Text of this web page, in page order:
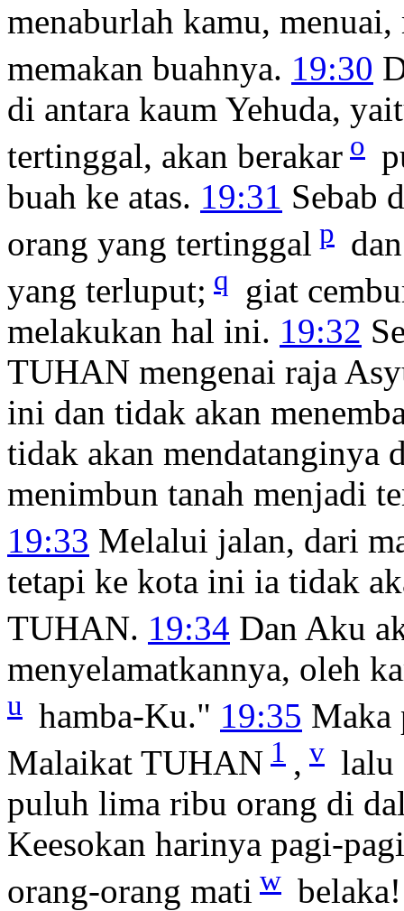
menaburlah kamu,
memakan buahnya. 19:30
di antara kaum Yehuda,
tertinggal, akan berakar o
buah ke atas. 19:31 Sebab
orang yang tertinggal p
yang terluput; q
giat
melakukan hal ini. 19:32
TUHAN mengenai raja
ini dan tidak akan
tidak akan mendatanginya
menimbun tanah menjadi
19:33 Melalui jalan, dari
tetapi ke kota ini ia tidak
TUHAN. 19:34 Dan Aku
menyelamatkannya, oleh
u hamba-Ku." 19:35 Maka
Malaikat TUHAN 1 , v lalu
puluh lima ribu orang di
Keesokan harinya pagi-
orang-orang mati w